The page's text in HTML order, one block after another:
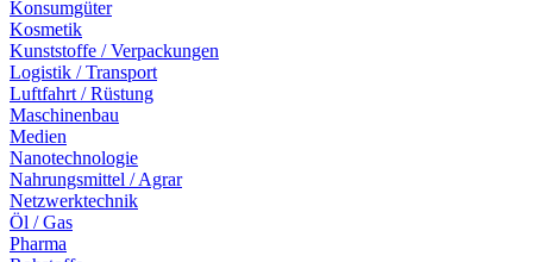
Konsumgüter
Kosmetik
Kunststoffe / Verpackungen
Logistik / Transport
Luftfahrt / Rüstung
Maschinenbau
Medien
Nanotechnologie
Nahrungsmittel / Agrar
Netzwerktechnik
Öl / Gas
Pharma